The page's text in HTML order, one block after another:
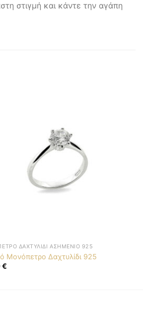
στιγμή και κάντε την αγάπη
ΔΑΧΤΥΛΊΔΙ ΑΣΗΜΈΝΙΟ 925
Μονόπετρο Δαχτυλίδι 925
€